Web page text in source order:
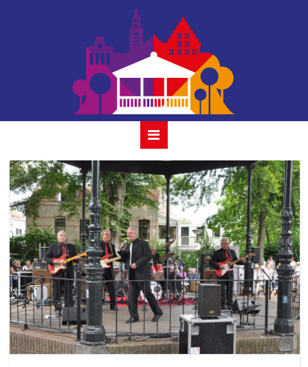
the red
strats_2019-4